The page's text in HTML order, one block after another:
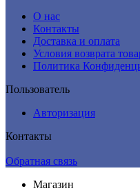
О нас
Контакты
Доставка и оплата
Условия возврата
Политика
Пользователь
Авторизация
Контакты
Обратная связь
Магазин